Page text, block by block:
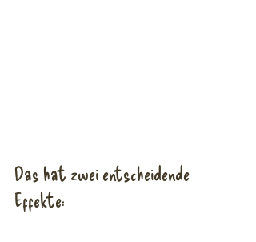
Das hat zwei entscheidende
Effekte: